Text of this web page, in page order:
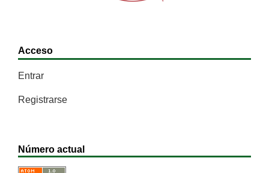
Acceso
Entrar
Registrarse
Número actual